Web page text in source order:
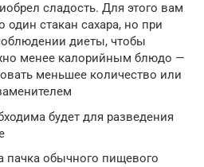
сладость. Для этого вам
один стакан сахара, но при
диеты, чтобы
менее калорийным блюдо —
меньшее количество или
будет для разведения
обычного пищевого